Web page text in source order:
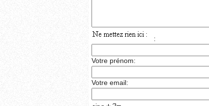
:
Votre prénom:
Votre email: